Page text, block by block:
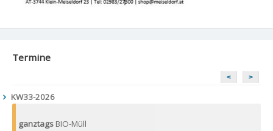
Termine
< >
KW33-2026
ganztags BIO-Müll